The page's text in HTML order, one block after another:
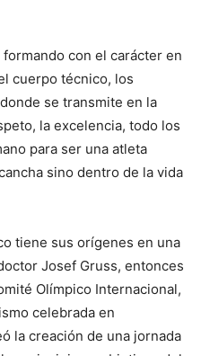
con el carácter en
cuerpo técnico, los
se transmite en la
la excelencia, todo los
para ser una atleta
sino dentro de la vida
tiene sus orígenes en una
Josef Gruss, entonces
Olímpico Internacional,
celebrada en
la creación de una jornada